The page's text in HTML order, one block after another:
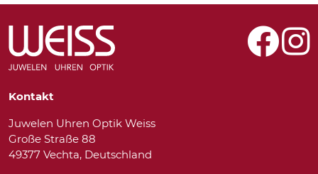
Kontakt
Juwelen Uhren Optik Weiss
Große Straße 88
49377 Vechta, Deutschland